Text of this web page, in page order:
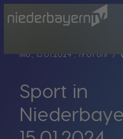
Mo., 15.01.2024 , 19:01 Uhr /
Sport in